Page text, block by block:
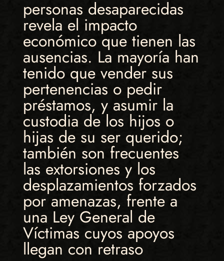
personas desaparecidas
revela el impacto
económico que tienen las
ausencias. La mayoría han
tenido que vender sus
pertenencias o pedir
préstamos, y asumir la
custodia de los hijos o
hijas de su ser querido;
también son frecuentes
las extorsiones y los
desplazamientos forzados
por amenazas, frente a
una Ley General de
Víctimas cuyos apoyos
llegan con retraso